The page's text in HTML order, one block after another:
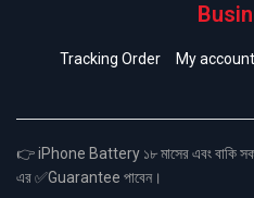
Tracking Order My account
👉 iPhone Battery ১৮ মাসের এবং বাকি
এর ✅Guarantee পাবেন।